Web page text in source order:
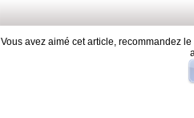
Vous avez aimé cet article, recommandez